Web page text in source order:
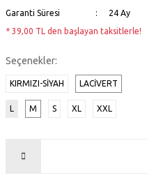
Garanti Süresi
24 Ay
* 39,00 TL den başlayan taksitlerle!
Seçenekler:
KIRMIZI-SIYAH LACİVERT
L M S XL XXL